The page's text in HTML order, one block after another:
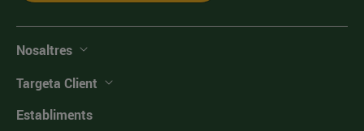
Nosaltres
Targeta Client
Establiments